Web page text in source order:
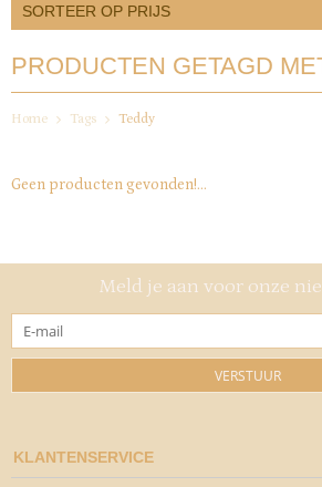
SORTEER OP PRIJS
PRODUCTEN GETAGD
Home Tags Teddy
Geen producten gevonden!...
Meld je aan voor onze
VERSTUUR
KLANTENSERVICE